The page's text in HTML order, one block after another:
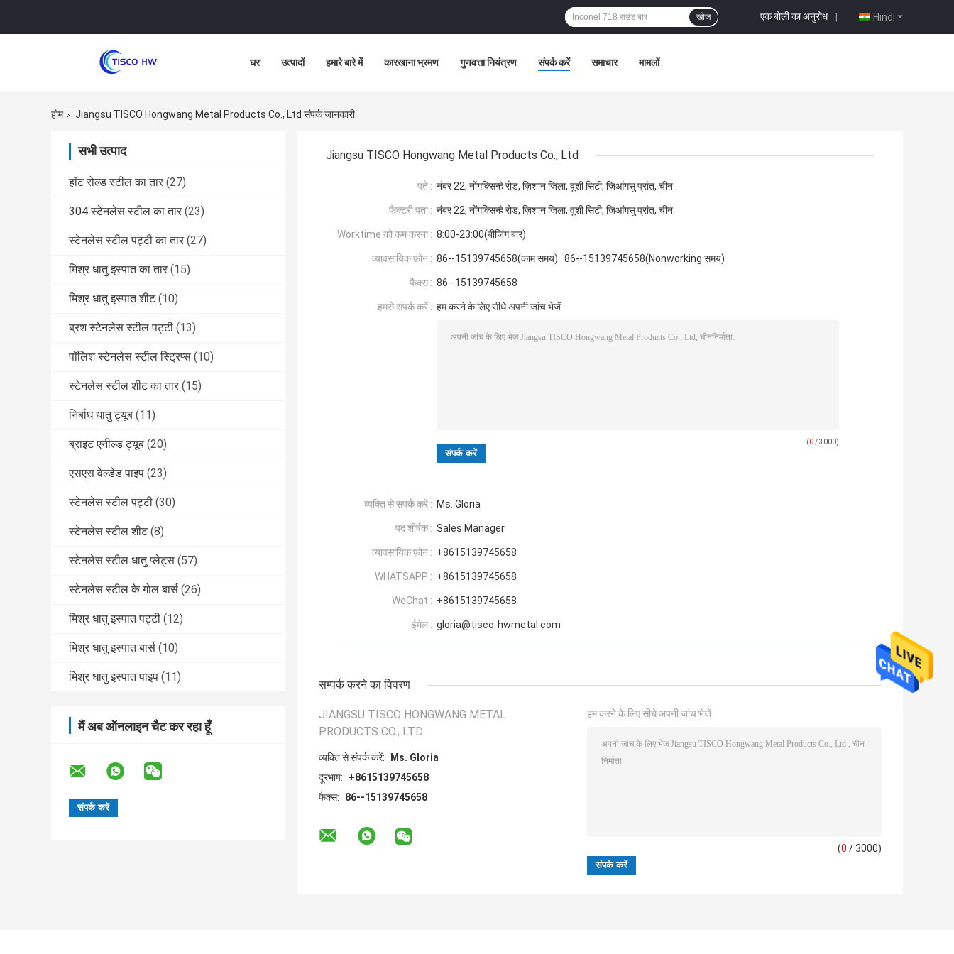
Hindi
एक बोली का अनुरोध |
खोज
घर उत्पादों हमारे बारे में कारखाना भ्रमण गुणवत्ता नियंत्रण संपर्क करें समाचार मामलों
होम Jiangsu TISCO Hongwang Metal Products Co., Ltd संपर्क जानकारी
सभी उत्पाद
हॉट रोल्ड स्टील का तार (27)
304 स्टेनलेस स्टील का तार (23)
स्टेनलेस स्टील पट्टी का तार (27)
मिश्र धातु इस्पात का तार (15)
मिश्र धातु इस्पात शीट (10)
ब्रश स्टेनलेस स्टील पट्टी (13)
पॉलिश स्टेनलेस स्टील स्ट्रिप्स (10)
स्टेनलेस स्टील शीट का तार (15)
निर्बाध धातु ट्यूब (11)
ब्राइट एनील्ड ट्यूब (20)
एसएस वेल्डेड पाइप (23)
स्टेनलेस स्टील पट्टी (30)
स्टेनलेस स्टील शीट (8)
स्टेनलेस स्टील धातु प्लेट्स (57)
स्टेनलेस स्टील के गोल बार्स (26)
मिश्र धातु इस्पात पट्टी (12)
मिश्र धातु इस्पात बार्स (10)
मिश्र धातु इस्पात पाइप (11)
मैं अब ऑनलाइन चैट कर रहा हूँ
Jiangsu TISCO Hongwang Metal Products Co., Ltd
पते : नंबर 22, नोंगक्सिन्हे रोड, ज़िशान जिला, वूशी सिटी, जिआंगसु प्रांत, चीन
फैक्टरी पता : नंबर 22, नोंगक्सिन्हे रोड, ज़िशान जिला, वूशी सिटी, जिआंगसु प्रांत, चीन
Worktime को कम करना : 8:00-23:00(बीजिंग बार)
व्यावसायिक फ़ोन : 86--15139745658(काम समय) 86--15139745658(Nonworking समय)
फैक्स : 86--15139745658
हमसे संपर्क करें : हम करने के लिए सीधे अपनी जांच भेजें
(0/ 3000)
व्यक्ति से संपर्क करें : Ms. Gloria
पद शीर्षक : Sales Manager
व्यावसायिक फ़ोन : +8615139745658
WHATSAPP : +8615139745658
WeChat : +8615139745658
ईमेल : gloria@tisco-hwmetal.com
सम्पर्क करने का विवरण
JIANGSU TISCO HONGWANG METAL
PRODUCTS CO., LTD
व्यक्ति से संपर्क करें:
Ms. Gloria
दूरभाष:
+8615139745658
फैक्स:
86--15139745658
हम करने के लिए सीधे अपनी जांच भेजें
(0 / 3000)